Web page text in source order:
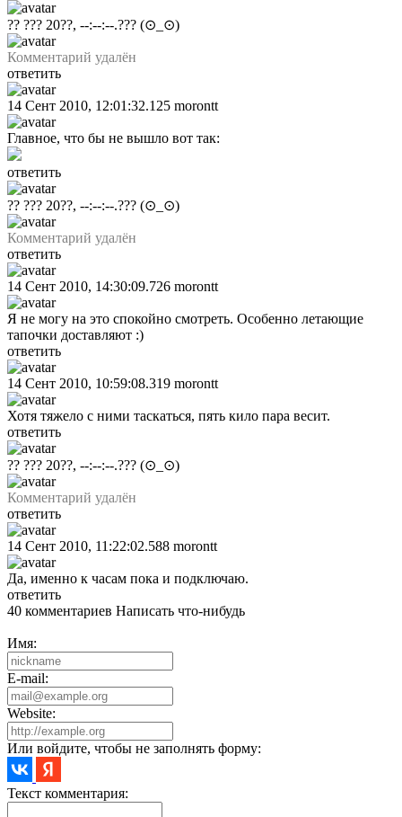
?? ??? 20??, --:--:--.??? (⊙_⊙)
Комментарий удалён
ответить
14 Сент 2010, 12:01:32.125 morontt
Главное, что бы не вышло вот так:
ответить
?? ??? 20??, --:--:--.??? (⊙_⊙)
Комментарий удалён
ответить
14 Сент 2010, 14:30:09.726 morontt
Я не могу на это спокойно смотреть. Особенно летающие
тапочки доставляют :)
ответить
14 Сент 2010, 10:59:08.319 morontt
Хотя тяжело с ними таскаться, пять кило пара весит.
ответить
?? ??? 20??, --:--:--.??? (⊙_⊙)
Комментарий удалён
ответить
14 Сент 2010, 11:22:02.588 morontt
Да, именно к часам пока и подключаю.
ответить
40 комментариев Написать что-нибудь
Имя:
E-mail:
Website:
Или войдите, чтобы не заполнять форму:
Текст комментария: